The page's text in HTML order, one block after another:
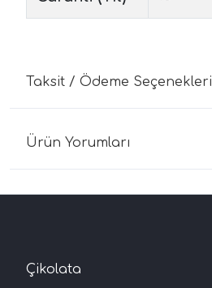
Taksit / Ödeme Seçenekleri
Ürün Yorumları
Çikolata